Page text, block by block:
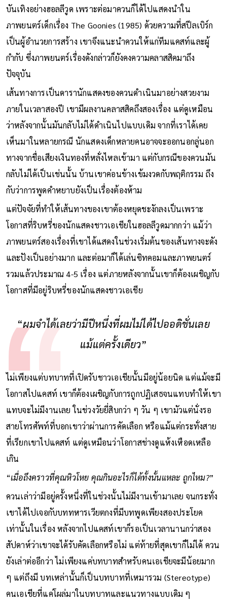
บันเทิงอย่างฮอลลีวูด เพราะต่อมาควนก็ได้ไปแสดงนำใน
ภาพยนตร์เด็กเรื่อง The Goonies (1985) ด้วยความที่สปีลเบิร์ก
เป็นผู้อำนวยการสร้าง เขาจึงแนะนำควนให้แก่ทีมแคสท์และผู้
กำกับ ซึ่งภาพยนตร์เรื่องดังกล่าวก็ยังคงความคลาสสิคมาถึง
ปัจจุบัน
เส้นทางการเป็นดารานักแสดงของควนดำเนินมาอย่างสวยงาม
ภายในเวลาสองปี เขามีผลงานคลาสสิคถึงสองเรื่อง แต่ดูเหมือน
ว่าหลังจากนั้นมันกลับไม่ได้ดำเนินไปแบบเดิม จากที่เราได้เคย
เห็นมาในหลายกรณี นักแสดงเด็กหลายคนอาจจะออกนอกลู่นอก
ทางจากชื่อเสียงเงินทองที่หลั่งไหลเข้ามา แต่กับกรณีของควนมัน
กลับไม่ได้เป็นเช่นนั้น บ้านเขาค่อนข้างเข้มงวดกับพฤติกรรม ถึง
กับว่าการพูดคำหยาบยังเป็นเรื่องต้องห้าม
แต่ปัจจัยที่ทำให้เส้นทางของเขาต้องหยุดชะงักลงเป็นเพราะ
โอกาสที่ริบหรี่ของนักแสดงชาวเอเชียในฮอลลีวูดมากกว่า แม้ว่า
ภาพยนตร์สองเรื่องที่เขาได้แสดงในช่วงเริ่มต้นของเส้นทางจะดัง
และปังเป็นอย่างมาก และต่อมาก็ได้เล่นซิทคอมและภาพยนตร์
รวมแล้วประมาณ 4-5 เรื่อง แต่ภายหลังจากนั้นเขาก็ต้องเผชิญกับ
โอกาสที่มีอยู่ริบหรี่ของนักแสดงชาวเอเชีย
“ผมจำได้เลยว่ามีปีหนึ่งที่ผมไม่ได้ไปออดิชั่นเลย
แม้แต่ครั้งเดียว”
ไม่เพียงแต่บทบาทที่เปิดรับชาวเอเชียนั้นมีอยู่น้อยนิด แต่แม้จะมี
โอกาสไปแคสท์ เขาก็ต้องเผชิญกับการถูกปฏิเสธจนแทบทำให้เขา
แทบจะไม่มีงานเลย ในช่วงวัยยี่สิบกว่า ๆ วัน ๆ เขามัวแต่นั่งรอ
สายโทรศัพท์ที่บอกเขาว่าผ่านการคัดเลือก หรือแม้แต่กระทั่งสาย
ที่เรียกเขาไปแคสท์ แต่ดูเหมือนว่าโอกาสช่างดูแห้งเหือดเหลือ
เกิน
“เมื่อถึงคราวที่คุณหิวโหย คุณกินอะไรก็ได้ทั้งนั้นแหละ ถูกไหม?”
ควนเล่าว่ามีอยู่ครั้งหนึ่งที่ในช่วงนั้นไม่มีงานเข้ามาเลย จนกระทั่ง
เขาได้ไปเจอกับบททหารเวียตกงที่มีบทพูดเพียงสองประโยค
เท่านั้นในเรื่อง หลังจากไปแคสท์เขาก็รอเป็นเวลานานกว่าสอง
สัปดาห์ว่าเขาจะได้รับคัดเลือกหรือไม่ แต่ท้ายที่สุดเขาก็ไม่ได้ ควน
ยังเล่าต่ออีกว่า ไม่เพียงแค่บทบาทสำหรับคนเอเชียจะมีน้อยมาก
ๆ แต่ถึงมี บทเหล่านั้นก็เป็นบทบาทที่เหมารวม (Stereotype)
คนเอเชียที่แค่โผล่มาในบทบาทและแนวทางแบบเดิม ๆ